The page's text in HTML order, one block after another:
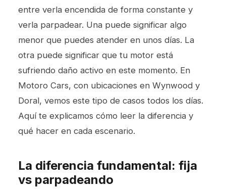
entre verla encendida de forma constante y
verla parpadear. Una puede significar algo
menor que puedes atender en unos días. La
otra puede significar que tu motor está
sufriendo daño activo en este momento. En
Motoro Cars, con ubicaciones en Wynwood y
Doral, vemos este tipo de casos todos los días.
Aquí te explicamos cómo leer la diferencia y
qué hacer en cada escenario.
La diferencia fundamental: fija
vs parpadeando